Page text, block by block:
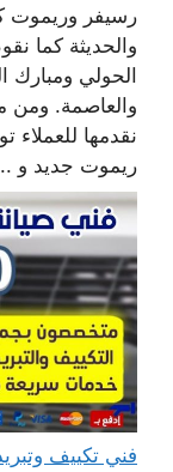
رسيفر وريموت
والحديثة كما
الحولي ومبارك
والعاصمة. ومن
نقدمها
ريموت جديد و